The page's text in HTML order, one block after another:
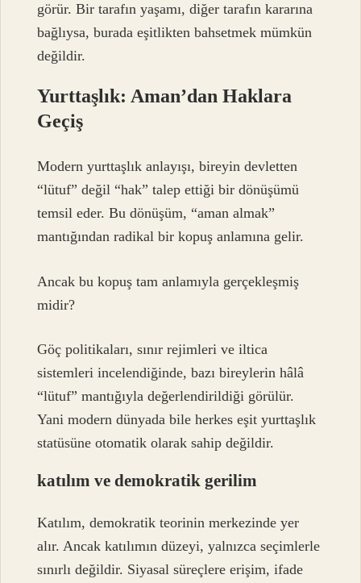
görür. Bir tarafın yaşamı, diğer tarafın kararına
bağlıysa, burada eşitlikten bahsetmek mümkün
değildir.
Yurttaşlık: Aman’dan Haklara
Geçiş
Modern yurttaşlık anlayışı, bireyin devletten
“lütuf” değil “hak” talep ettiği bir dönüşümü
temsil eder. Bu dönüşüm, “aman almak”
mantığından radikal bir kopuş anlamına gelir.
Ancak bu kopuş tam anlamıyla gerçekleşmiş
midir?
Göç politikaları, sınır rejimleri ve iltica
sistemleri incelendiğinde, bazı bireylerin hâlâ
“lütuf” mantığıyla değerlendirildiği görülür.
Yani modern dünyada bile herkes eşit yurttaşlık
statüsüne otomatik olarak sahip değildir.
katılım ve demokratik gerilim
Katılım, demokratik teorinin merkezinde yer
alır. Ancak katılımın düzeyi, yalnızca seçimlerle
sınırlı değildir. Siyasal süreçlere erişim, ifade